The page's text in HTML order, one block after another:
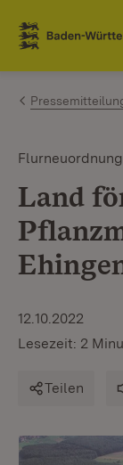
Zum Inhalt
Link zur
Flurneuordnung
Land
12.10.2022
Lesezeit: 2
Teilen